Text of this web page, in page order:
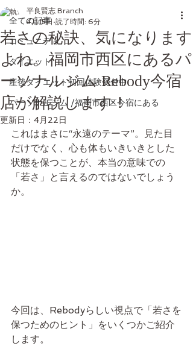
全ての記事
コミュニティ
ダイエット
産後ダイエット初回体験受付中
パーソナルジム /福岡市西区今宿にある
若さの秘訣、気になります
よね。福岡市西区にあるパ
ーソナルジム Rebody今宿
店が解説します！
平良賢志 Branch
4月15日 読了時間: 6分
更新日： 4月22日
これはまさに“永遠のテーマ”。見た目
だけでなく、心も体もいきいきとした
状態を保つことが、本当の意味での
「若さ」と言えるのではないでしょう
か。
今回は、Rebodyらしい視点で「若さを
保つためのヒント」をいくつかご紹介
します。